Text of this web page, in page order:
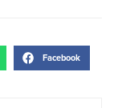
Facebook